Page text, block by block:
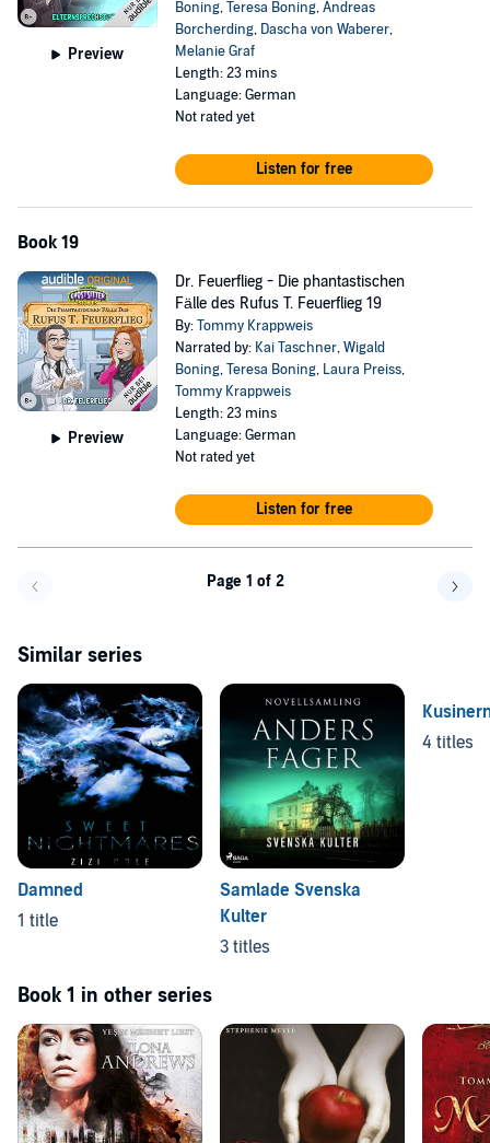
Preview
Boning,Teresa Boning,Andreas
Borcherding, Dascha von Waberer,
Melanie Graf
Length: 23 mins
Language: German
Not rated yet
Listen for free
Book 19
Preview
Dr. Feuerflieg - Die phantastischen
Fälle des Rufus T. Feuerflieg 19
By:Tommy Krappweis
Narrated by: Kai Taschner,Wigald
Boning,Teresa Boning, Laura Preiss,
Tommy Krappweis
Length: 23 mins
Language: German
Not rated yet
Listen for free
Page 1 of 2
Similar series
Damned
1 title
Samlade Svenska
Kulter
3 titles
4 titles
Book 1 in other series